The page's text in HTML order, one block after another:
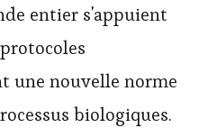
entier s'appuient
une nouvelle norme
biologiques.